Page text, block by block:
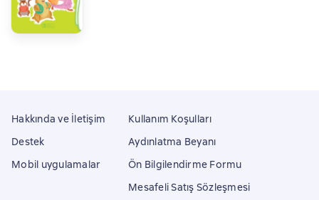
Hakkında ve İletişim
Destek
Mobil uygulamalar
Kullanım Koşulları
Aydınlatma Beyanı
Ön Bilgilendirme Formu
Mesafeli Satış Sözleşmesi